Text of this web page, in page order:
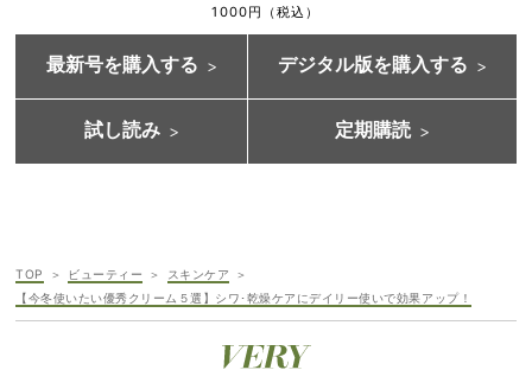
1000円（税込）
最新号を購入する デジタル版を購入する
試し読み 定期購読
TOP ビューティー
スキンケア
【今冬使いたい優秀クリーム５選】シワ･乾燥ケアにデイリー使いで効果アップ！